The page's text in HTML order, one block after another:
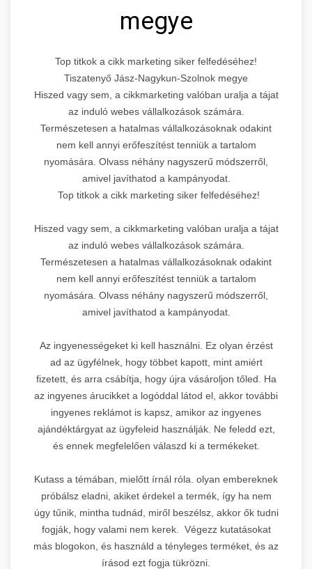
megye
Top titkok a cikk marketing siker felfedéséhez!
Tiszatenyő Jász-Nagykun-Szolnok megye
Hiszed vagy sem, a cikkmarketing valóban uralja a tájat
az induló webes vállalkozások számára.
Természetesen a hatalmas vállalkozásoknak odakint
nem kell annyi erőfeszítést tenniük a tartalom
nyomására. Olvass néhány nagyszerű módszerről,
amivel javíthatod a kampányodat.
Top titkok a cikk marketing siker felfedéséhez!
Hiszed vagy sem, a cikkmarketing valóban uralja a tájat
az induló webes vállalkozások számára.
Természetesen a hatalmas vállalkozásoknak odakint
nem kell annyi erőfeszítést tenniük a tartalom
nyomására. Olvass néhány nagyszerű módszerről,
amivel javíthatod a kampányodat.
Az ingyenességeket ki kell használni. Ez olyan érzést
ad az ügyfélnek, hogy többet kapott, mint amiért
fizetett, és arra csábítja, hogy újra vásároljon tőled. Ha
az ingyenes árucikket a logóddal látod el, akkor további
ingyenes reklámot is kapsz, amikor az ingyenes
ajándéktárgyat az ügyfeleid használják. Ne feledd ezt,
és ennek megfelelően válaszd ki a termékeket.
Kutass a témában, mielőtt írnál róla. olyan embereknek
próbálsz eladni, akiket érdekel a termék, így ha nem
úgy tűnik, mintha tudnád, miről beszélsz, akkor ők tudni
fogják, hogy valami nem kerek. Végezz kutatásokat
más blogokon, és használd a tényleges terméket, és az
írásod ezt fogja tükrözni.